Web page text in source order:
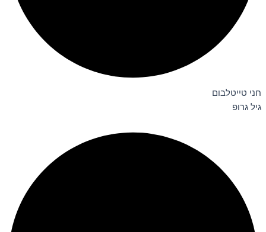
חני טייטלבום
גיל גרופ